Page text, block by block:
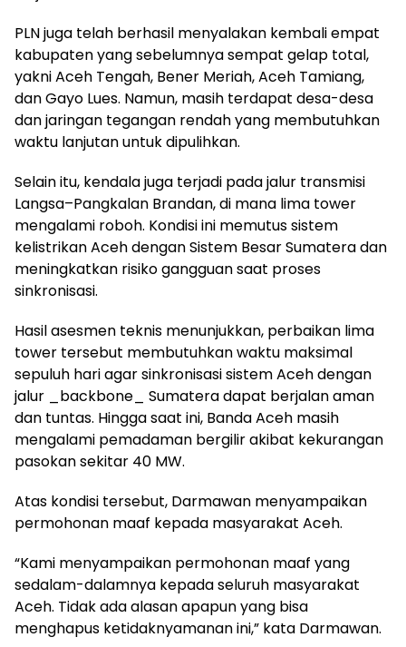
PLN juga telah berhasil menyalakan kembali empat
kabupaten yang sebelumnya sempat gelap total,
yakni Aceh Tengah, Bener Meriah, Aceh Tamiang,
dan Gayo Lues. Namun, masih terdapat desa-desa
dan jaringan tegangan rendah yang membutuhkan
waktu lanjutan untuk dipulihkan.
Selain itu, kendala juga terjadi pada jalur transmisi
Langsa–Pangkalan Brandan, di mana lima tower
mengalami roboh. Kondisi ini memutus sistem
kelistrikan Aceh dengan Sistem Besar Sumatera dan
meningkatkan risiko gangguan saat proses
sinkronisasi.
Hasil asesmen teknis menunjukkan, perbaikan lima
tower tersebut membutuhkan waktu maksimal
sepuluh hari agar sinkronisasi sistem Aceh dengan
jalur _backbone_ Sumatera dapat berjalan aman
dan tuntas. Hingga saat ini, Banda Aceh masih
mengalami pemadaman bergilir akibat kekurangan
pasokan sekitar 40 MW.
Atas kondisi tersebut, Darmawan menyampaikan
permohonan maaf kepada masyarakat Aceh.
“Kami menyampaikan permohonan maaf yang
sedalam-dalamnya kepada seluruh masyarakat
Aceh. Tidak ada alasan apapun yang bisa
menghapus ketidaknyamanan ini,” kata Darmawan.